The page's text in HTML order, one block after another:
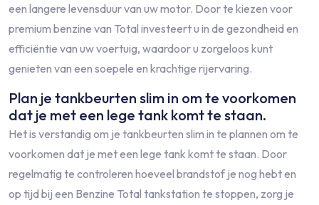
een langere levensduur van uw motor. Door te kiezen voor
premium benzine van Total investeert u in de gezondheid en
efficiëntie van uw voertuig, waardoor u zorgeloos kunt
genieten van een soepele en krachtige rijervaring.
Plan je tankbeurten slim in om te voorkomen
dat je met een lege tank komt te staan.
Het is verstandig om je tankbeurten slim in te plannen om te
voorkomen dat je met een lege tank komt te staan. Door
regelmatig te controleren hoeveel brandstof je nog hebt en
op tijd bij een Benzine Total tankstation te stoppen, zorg je